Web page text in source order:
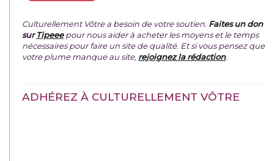
Culturellement Vôtre a besoin de votre soutien. Faites un don
surTipeeepour nous aider à acheter les moyens et le temps
nécessaires pour faire un site de qualité. Et si vous pensez que
votre plume manque au site, rejoignez la rédaction.
ADHÉREZ À CULTURELLEMENT VÔTRE